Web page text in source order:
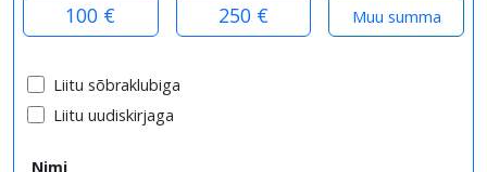
100 € 250 €
Liitu sõbraklubiga
Liitu uudiskirjaga
Nimi